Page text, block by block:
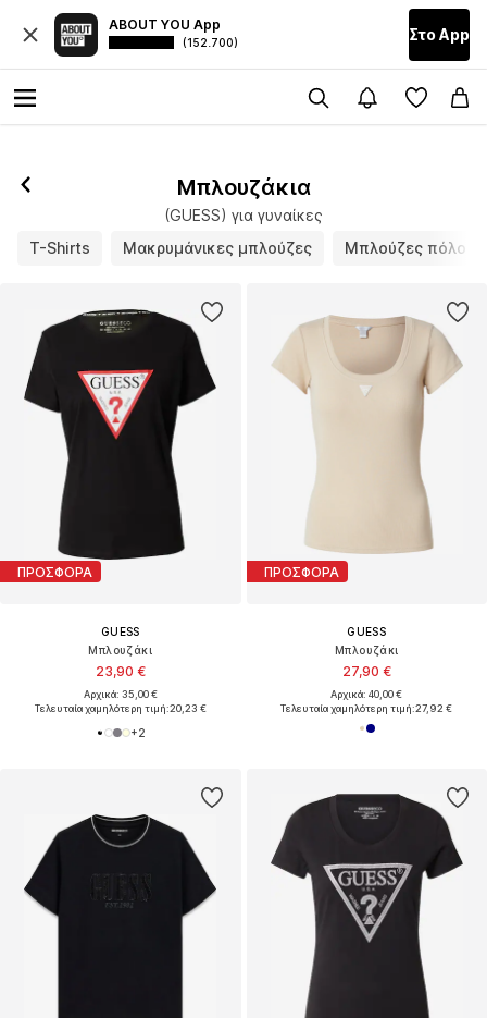
ABOUT YOU App
(152.700) Στο Αpp
Μπλουζάκια
(GUESS) για γυναίκες
T-Shirts
Μακρυμάνικες μπλούζες Μπλούζες πόλο
ΠΡΟΣΦΟΡΑ
GUESS
Μπλουζάκι
23,90 €
Αρχικά: 35,00 €
Τελευταία χαμηλότερη τιμή:20,23 €
+2
ΠΡΟΣΦΟΡΑ
GUESS
Μπλουζάκι
27,90 €
Αρχικά: 40,00 €
Τελευταία χαμηλότερη τιμή:27,92 €